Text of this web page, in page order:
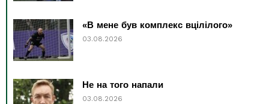
«В мене був комплекс вцілілого»
03.08.2026
Не на того напали
03.08.2026